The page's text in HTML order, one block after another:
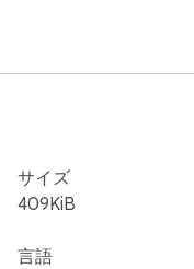
subtitles
levels
サイズ
409KiB
言語